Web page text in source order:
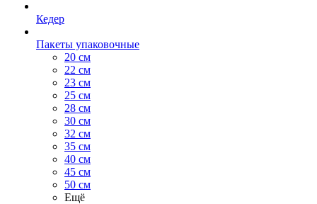
Кедер
Пакеты упаковочные
20 см
22 см
23 см
25 см
28 см
30 см
32 см
35 см
40 см
45 см
50 см
Ещё